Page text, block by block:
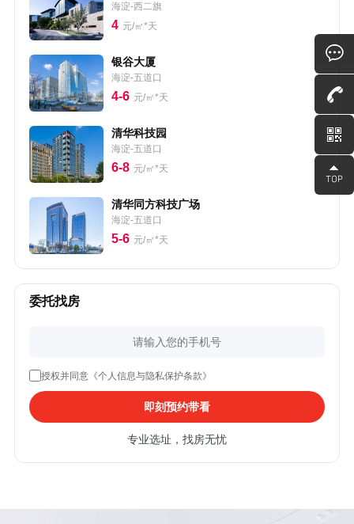
海淀-西二旗
4 元/㎡*天
银谷大厦
海淀-五道口
4-6 元/㎡*天
清华科技园
海淀-五道口
6-8 元/㎡*天
清华同方科技广场
海淀-五道口
5-6 元/㎡*天
委托找房
授权并同意《个人信息与隐私保护条款》
即刻预约带看
专业选址，找房无忧